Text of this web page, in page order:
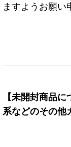
ますようお願い
【未開封商品
系などのその他